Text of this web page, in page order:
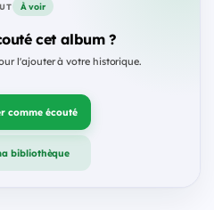
À voir
cet album ?
l'ajouter à votre historique.
comme écouté
bibliothèque